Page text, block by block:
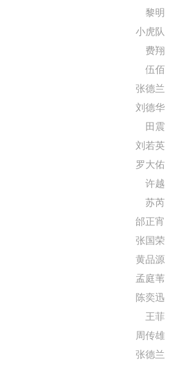
黎明
小虎队
费翔
伍佰
张德兰
刘德华
田震
刘若英
罗大佑
许越
苏芮
邰正宵
张国荣
黄品源
孟庭苇
陈奕迅
王菲
周传雄
张德兰